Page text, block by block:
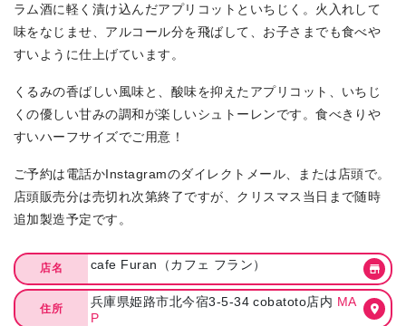
ラム酒に軽く漬け込んだアプリコットといちじく。火入れして
味をなじませ、アルコール分を飛ばして、お子さまでも食べや
すいように仕上げています。
くるみの香ばしい風味と、酸味を抑えたアプリコット、いちじ
くの優しい甘みの調和が楽しいシュトーレンです。食べきりや
すいハーフサイズでご用意！
ご予約は電話かInstagramのダイレクトメール、または店頭で。
店頭販売分は売切れ次第終了ですが、クリスマス当日まで随時
追加製造予定です。
店名 cafe Furan（カフェ フラン）
住所 兵庫県姫路市北今宿3-5-34 cobatoto店内 MA
P